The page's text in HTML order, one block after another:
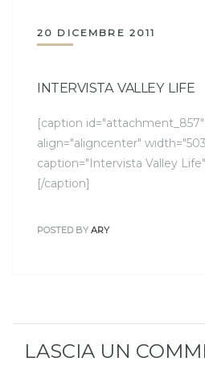
20 DICEMBRE 2011
INTERVISTA VALLEY LIFE
[caption id="attachment_857"
align="aligncenter"
caption="Intervista Valley
[/caption]
POSTED BY ARY
LASCIA UN